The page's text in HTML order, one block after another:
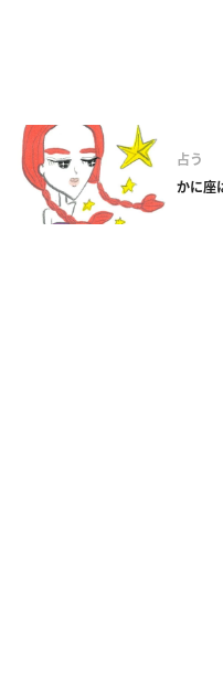
占う
かに座